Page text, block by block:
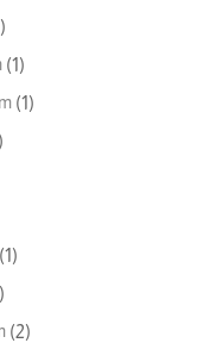
(1)
(1)
(1)
(2)